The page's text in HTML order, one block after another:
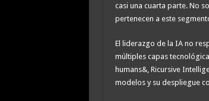
casi una cuarta parte. No
pertenecen a este
El liderazgo de la IA no
múltiples capas
humans&, Ricursive
modelos y su despliegue